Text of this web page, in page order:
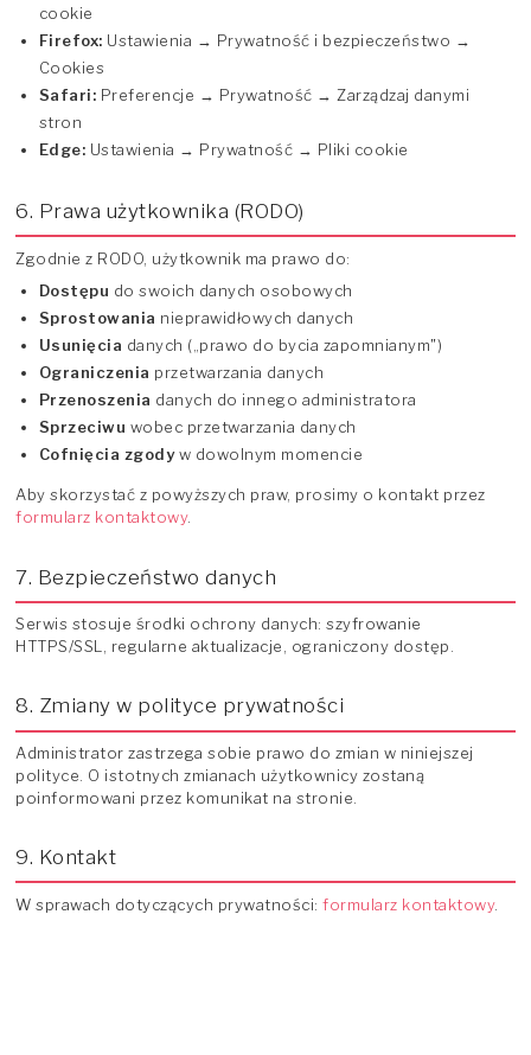
cookie
Firefox: Ustawienia → Prywatność i bezpieczeństwo →
Cookies
Safari: Preferencje → Prywatność → Zarządzaj danymi
stron
Edge: Ustawienia → Prywatność → Pliki cookie
6. Prawa użytkownika (RODO)
Zgodnie z RODO, użytkownik ma prawo do:
Dostępu do swoich danych osobowych
Sprostowania nieprawidłowych danych
Usunięcia danych („prawo do bycia zapomnianym")
Ograniczenia przetwarzania danych
Przenoszenia danych do innego administratora
Sprzeciwu wobec przetwarzania danych
Cofnięcia zgodyw dowolnym momencie
Aby skorzystać z powyższych praw, prosimy o kontakt przez
formularz kontaktowy.
7. Bezpieczeństwo danych
Serwis stosuje środki ochrony danych: szyfrowanie
HTTPS/SSL, regularne aktualizacje, ograniczony dostęp.
8. Zmiany w polityce prywatności
Administrator zastrzega sobie prawo do zmian w niniejszej
polityce. O istotnych zmianach użytkownicy zostaną
poinformowani przez komunikat na stronie.
9. Kontakt
W sprawach dotyczących prywatności: formularz kontaktowy.